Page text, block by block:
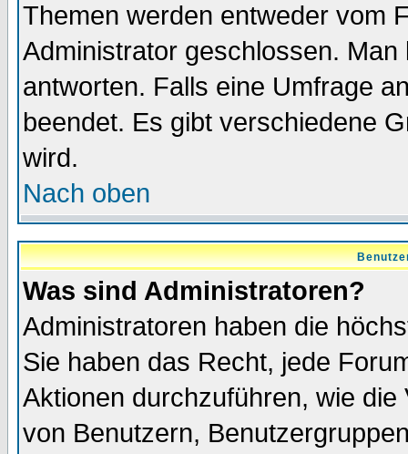
Themen werden entweder vom
Administrator geschlossen.
antworten. Falls eine Umfrage
beendet. Es gibt verschiedene
wird.
Nach oben
Was sind Administratoren?
Administratoren haben die
Sie haben das Recht, jede
Aktionen durchzuführen, wie
von Benutzern,